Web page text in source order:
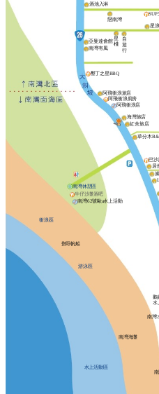
鄧哥帆船
衝浪區
南灣休憩區
南灣海灘
游泳區
水上活動區
南灣
戀南灣
亞曼達會館
墾丁之星BBQ
巴沙
鵝
水
海灣旅店
星
星
棧
自
遊
行
草分木B
阿飛衝浪廚房
阿飛衝浪旅店
阿飛衝浪店
紅舍旅店
酒池入淋
居
南灣有風
牛仔沙灘酒吧
SUP
南灣62號歐a水上活動